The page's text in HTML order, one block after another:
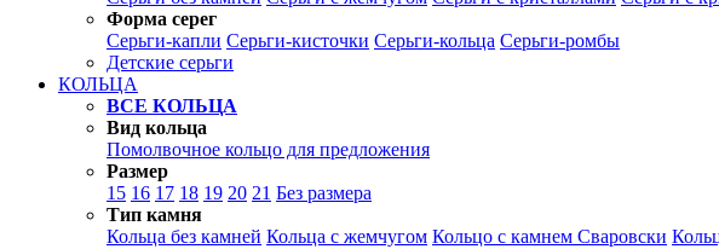
Форма серег
Серьги-капли Серьги-кисточки Серьги-кольца Серьги-ромбы
Детские серьги
КОЛЬЦА
ВСЕ КОЛЬЦА
Вид кольца
Помолвочное кольцо для предложения
Размер
15 16 17 18 19 20 21 Без размера
Тип камня
Кольца без камней Кольца с жемчугом Кольцо с камнем Сваровски